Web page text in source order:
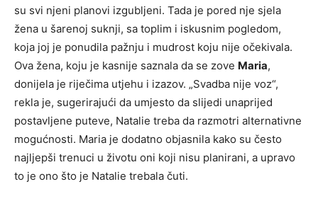
su svi njeni planovi izgubljeni. Tada je pored nje sjela
žena u šarenoj suknji, sa toplim i iskusnim pogledom,
koja joj je ponudila pažnju i mudrost koju nije očekivala.
Ova žena, koju je kasnije saznala da se zove Maria,
donijela je riječima utjehu i izazov. „Svadba nije voz“,
rekla je, sugerirajući da umjesto da slijedi unaprijed
postavljene puteve, Natalie treba da razmotri alternativne
mogućnosti. Maria je dodatno objasnila kako su često
najljepši trenuci u životu oni koji nisu planirani, a upravo
to je ono što je Natalie trebala čuti.